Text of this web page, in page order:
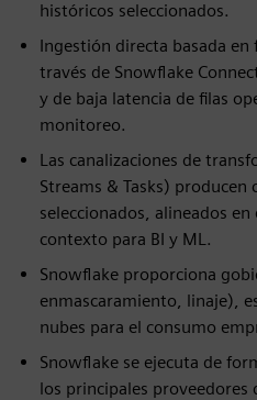
históricos seleccionados.
Ingestión directa basada
través de Snowflake
y de baja latencia de filas
monitoreo.
Las canalizaciones de
Streams & Tasks) producen
seleccionados, alineados
contexto para BI y ML.
Snowflake proporciona
enmascaramiento, linaje),
nubes para el consumo
Snowflake se ejecuta de
los principales proveedores